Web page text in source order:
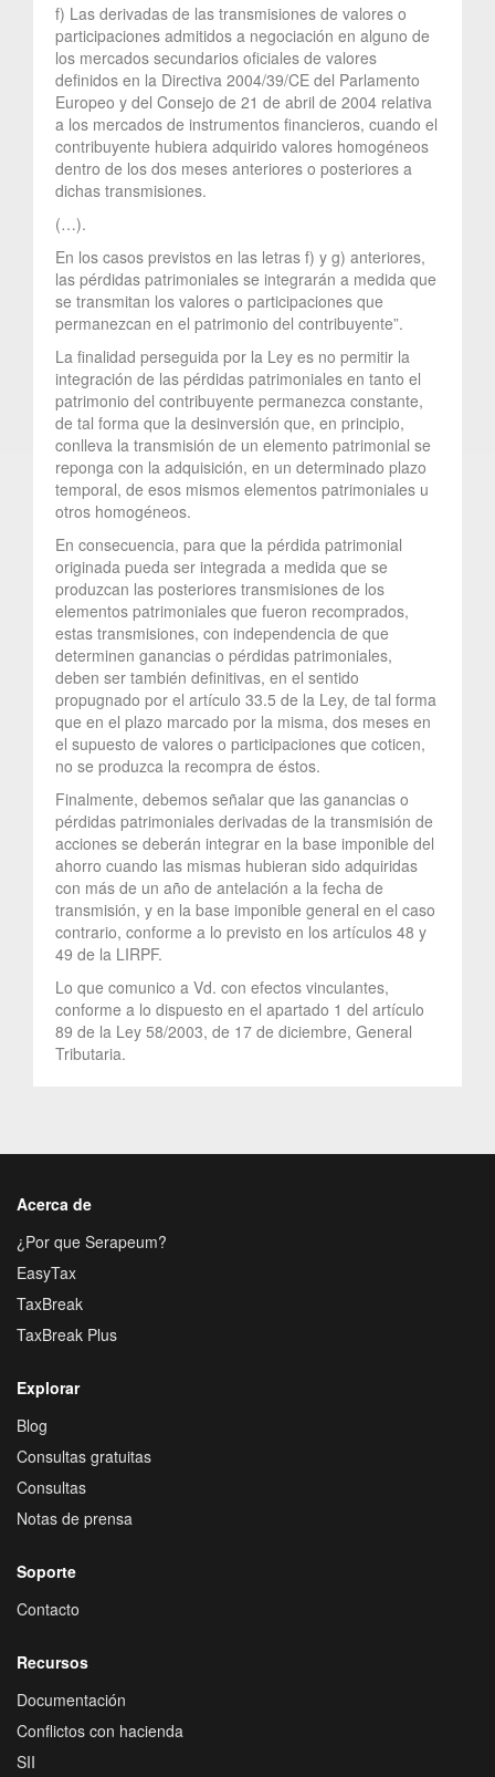
f) Las derivadas de las transmisiones de valores o
participaciones admitidos a negociación en alguno de
los mercados secundarios oficiales de valores
definidos en la Directiva 2004/39/CE del Parlamento
Europeo y del Consejo de 21 de abril de 2004 relativa
a los mercados de instrumentos financieros, cuando el
contribuyente hubiera adquirido valores homogéneos
dentro de los dos meses anteriores o posteriores a
dichas transmisiones.
(…).
En los casos previstos en las letras f) y g) anteriores,
las pérdidas patrimoniales se integrarán a medida que
se transmitan los valores o participaciones que
permanezcan en el patrimonio del contribuyente”.
La finalidad perseguida por la Ley es no permitir la
integración de las pérdidas patrimoniales en tanto el
patrimonio del contribuyente permanezca constante,
de tal forma que la desinversión que, en principio,
conlleva la transmisión de un elemento patrimonial se
reponga con la adquisición, en un determinado plazo
temporal, de esos mismos elementos patrimoniales u
otros homogéneos.
En consecuencia, para que la pérdida patrimonial
originada pueda ser integrada a medida que se
produzcan las posteriores transmisiones de los
elementos patrimoniales que fueron recomprados,
estas transmisiones, con independencia de que
determinen ganancias o pérdidas patrimoniales,
deben ser también definitivas, en el sentido
propugnado por el artículo 33.5 de la Ley, de tal forma
que en el plazo marcado por la misma, dos meses en
el supuesto de valores o participaciones que coticen,
no se produzca la recompra de éstos.
Finalmente, debemos señalar que las ganancias o
pérdidas patrimoniales derivadas de la transmisión de
acciones se deberán integrar en la base imponible del
ahorro cuando las mismas hubieran sido adquiridas
con más de un año de antelación a la fecha de
transmisión, y en la base imponible general en el caso
contrario, conforme a lo previsto en los artículos 48 y
49 de la LIRPF.
Lo que comunico a Vd. con efectos vinculantes,
conforme a lo dispuesto en el apartado 1 del artículo
89 de la Ley 58/2003, de 17 de diciembre, General
Tributaria.
Acerca de
¿Por que Serapeum?
EasyTax
TaxBreak
TaxBreak Plus
Explorar
Blog
Consultas gratuitas
Consultas
Notas de prensa
Soporte
Contacto
Recursos
Documentación
Conflictos con hacienda
SII